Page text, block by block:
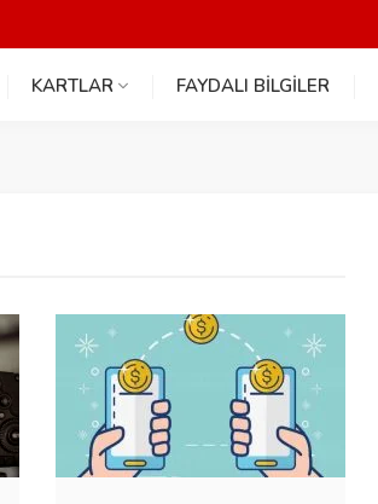
KARTLAR FAYDALI BİLGİLER